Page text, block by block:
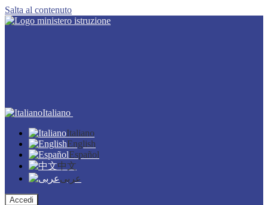
Salta al contenuto
Italiano
Italiano
English
Español
中文
عربى
Accedi